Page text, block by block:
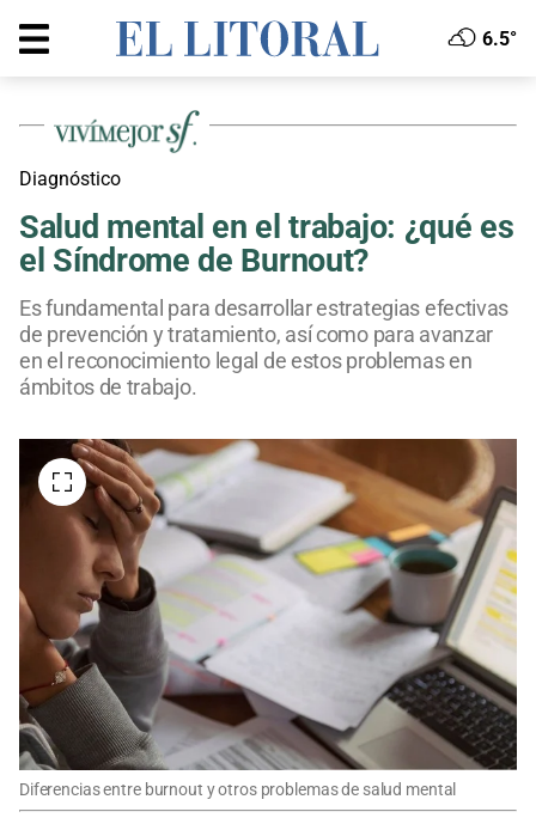
6.5°
Diagnóstico
Salud mental en el trabajo: ¿qué es
el Síndrome de Burnout?
Es fundamental para desarrollar estrategias efectivas
de prevención y tratamiento, así como para avanzar
en el reconocimiento legal de estos problemas en
ámbitos de trabajo.
Diferencias entre burnout y otros problemas de salud mental